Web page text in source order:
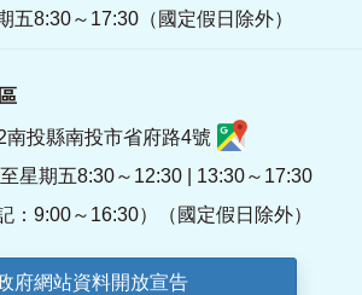
五8:30～17:30（國定假日除外）
南投縣南投市省府路4號
星期五8:30～12:30 | 13:30～17:30
：9:00～16:30）（國定假日除外）
府網站資料開放宣告